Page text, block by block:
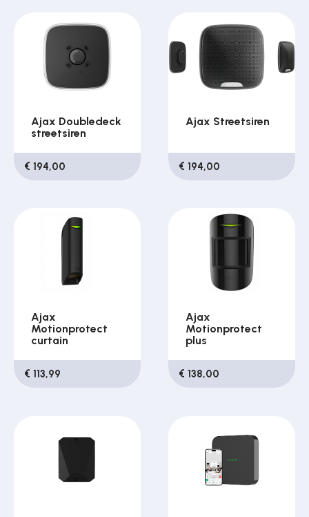
Ajax Doubledeck
streetsiren
€ 194,00
Ajax Streetsiren
€ 194,00
Ajax
Motionprotect
curtain
€ 113,99
Ajax
Motionprotect
plus
€ 138,00